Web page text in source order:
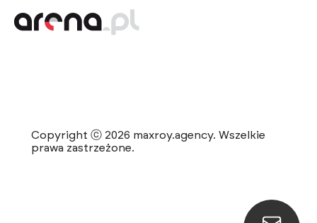
Copyright ⓒ 2026 maxroy.agency. Wszelkie
prawa zastrzeżone.